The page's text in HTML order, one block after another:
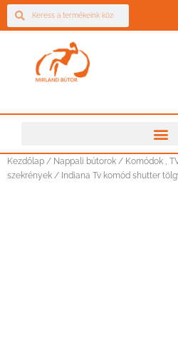
Kezdőlap / Nappali bútorok / Komódok ,
szekrények / Indiana Tv komód shutter